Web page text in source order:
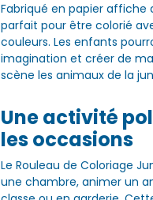
Fabriqué en papier affiche
parfait pour être colorié
couleurs. Les enfants
imagination et créer de
scène les animaux de la
Une activité
les occasions
Le Rouleau de Coloriage
une chambre, animer un